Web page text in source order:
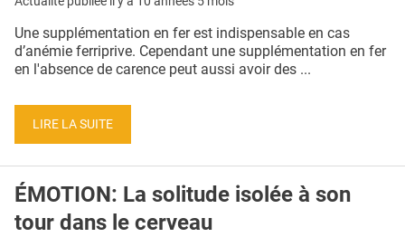
QUI SOMMES-NOUS ?
CONDITIONS GÉNÉRALES
CRÉDITS
Une supplémentation en fer est indispensable en cas
d’anémie ferriprive. Cependant une supplémentation en fer
en l'absence de carence peut aussi avoir des ...
LIRE LA SUITE
ÉMOTION: La solitude isolée à son
tour dans le cerveau